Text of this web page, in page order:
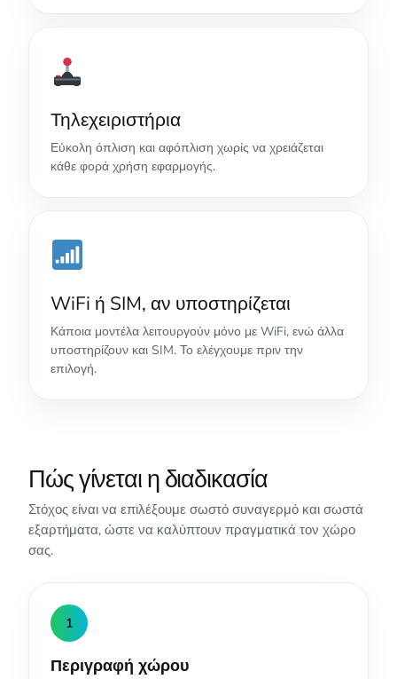
Τηλεχειριστήρια
Εύκολη όπλιση και αφόπλιση χωρίς να χρειάζεται
κάθε φορά χρήση εφαρμογής.
WiFi ή SIM, αν υποστηρίζεται
Κάποια μοντέλα λειτουργούν μόνο με WiFi, ενώ άλλα
υποστηρίζουν και SIM. Το ελέγχουμε πριν την
επιλογή.
Πώς γίνεται η διαδικασία
Στόχος είναι να επιλέξουμε σωστό συναγερμό και σωστά
εξαρτήματα, ώστε να καλύπτουν πραγματικά τον χώρο
σας.
1
Περιγραφή χώρου